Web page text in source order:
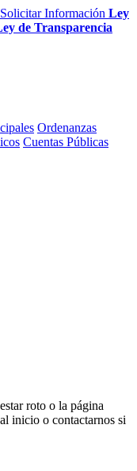
Solicitar Información Ley
de Transparencia
Ordenanzas
Cuentas Públicas
roto o la página
inicio o contactarnos si